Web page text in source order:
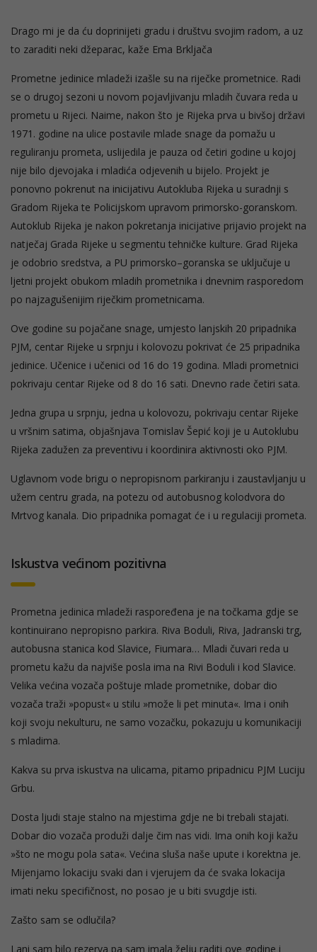
Drago mi je da ću doprinijeti gradu i društvu svojim radom, a uz
to zaraditi neki džeparac, kaže Ema Brkljača
Prometne jedinice mladeži izašle su na riječke prometnice. Radi
se o drugoj sezoni u novom pojavljivanju mladih čuvara reda u
prometu u Rijeci. Naime, nakon što je Rijeka prva u bivšoj državi
1971. godine na ulice postavile mlade snage da pomažu u
reguliranju prometa, uslijedila je pauza od četiri godine u kojoj
nije bilo djevojaka i mladića odjevenih u bijelo. Projekt je
ponovno pokrenut na inicijativu Autokluba Rijeka u suradnji s
Gradom Rijeka te Policijskom upravom primorsko-goranskom.
Autoklub Rijeka je nakon pokretanja inicijative prijavio projekt na
natječaj Grada Rijeke u segmentu tehničke kulture. Grad Rijeka
je odobrio sredstva, a PU primorsko–goranska se uključuje u
ljetni projekt obukom mladih prometnika i dnevnim rasporedom
po najzagušenijim riječkim prometnicama.
Ove godine su pojačane snage, umjesto lanjskih 20 pripadnika
PJM, centar Rijeke u srpnju i kolovozu pokrivat će 25 pripadnika
jedinice. Učenice i učenici od 16 do 19 godina. Mladi prometnici
pokrivaju centar Rijeke od 8 do 16 sati. Dnevno rade četiri sata.
Jedna grupa u srpnju, jedna u kolovozu, pokrivaju centar Rijeke
u vršnim satima, objašnjava Tomislav Šepić koji je u Autoklubu
Rijeka zadužen za preventivu i koordinira aktivnosti oko PJM.
Uglavnom vode brigu o nepropisnom parkiranju i zaustavljanju u
užem centru grada, na potezu od autobusnog kolodvora do
Mrtvog kanala. Dio pripadnika pomagat će i u regulaciji prometa.
Iskustva većinom pozitivna
Prometna jedinica mladeži raspoređena je na točkama gdje se
kontinuirano nepropisno parkira. Riva Boduli, Riva, Jadranski trg,
autobusna stanica kod Slavice, Fiumara… Mladi čuvari reda u
prometu kažu da najviše posla ima na Rivi Boduli i kod Slavice.
Velika većina vozača poštuje mlade prometnike, dobar dio
vozača traži »popust« u stilu »može li pet minuta«. Ima i onih
koji svoju nekulturu, ne samo vozačku, pokazuju u komunikaciji
s mladima.
Kakva su prva iskustva na ulicama, pitamo pripadnicu PJM Luciju
Grbu.
Dosta ljudi staje stalno na mjestima gdje ne bi trebali stajati.
Dobar dio vozača produži dalje čim nas vidi. Ima onih koji kažu
»što ne mogu pola sata«. Većina sluša naše upute i korektna je.
Mijenjamo lokaciju svaki dan i vjerujem da će svaka lokacija
imati neku specifičnost, no posao je u biti svugdje isti.
Zašto sam se odlučila?
Lani sam bilo rezerva pa sam imala želju raditi ove godine i